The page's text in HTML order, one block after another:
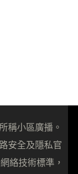
稱小區廣播。
安全及隱私官
絡技術標準，